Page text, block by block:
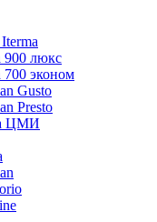
900 люкс
700 эконом
Gusto
Presto
ЦМИ